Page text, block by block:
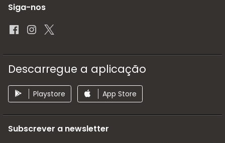
Siga-nos
Descarregue a aplicação
Playstore App Store
Subscrever a newsletter